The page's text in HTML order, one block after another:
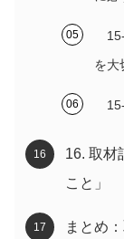
15-
を大
15-
16. 取材
こと」
まとめ